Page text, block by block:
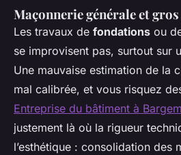
Maçonnerie générale et
Les travaux de fondations ou
se improvisent pas, surtout sur
Une mauvaise estimation de la
mal calibrée, et vous risquez
Entreprise du bâtiment à
justement là où la rigueur
l’esthétique : consolidation des